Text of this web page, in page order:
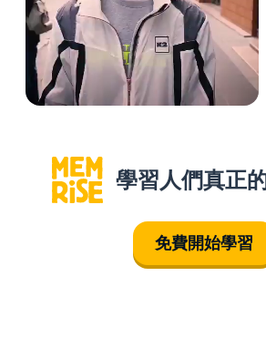
學習人們真正
免費開始學習